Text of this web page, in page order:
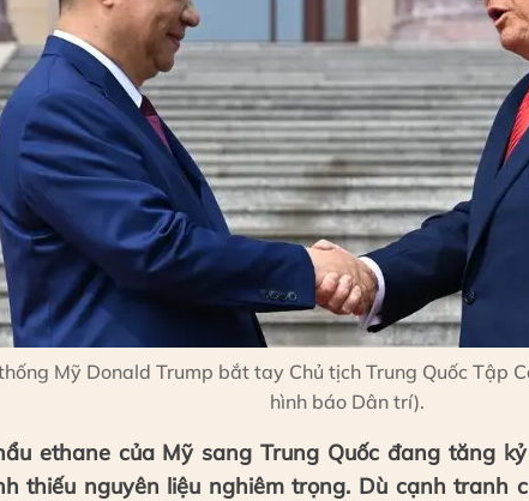
Mỹ Donald Trump bắt tay Chủ tịch Trung Quốc Tập
hình báo Dân trí).
ethane của Mỹ sang Trung Quốc đang tăng
thiếu nguyên liệu nghiêm trọng. Dù cạnh tranh